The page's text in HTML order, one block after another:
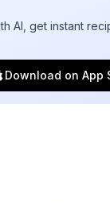
AI, get instant
Download on App